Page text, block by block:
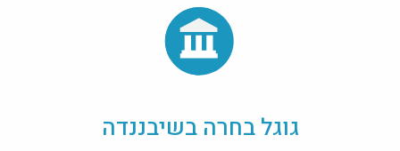
גוגל בחרה בשיבננדה